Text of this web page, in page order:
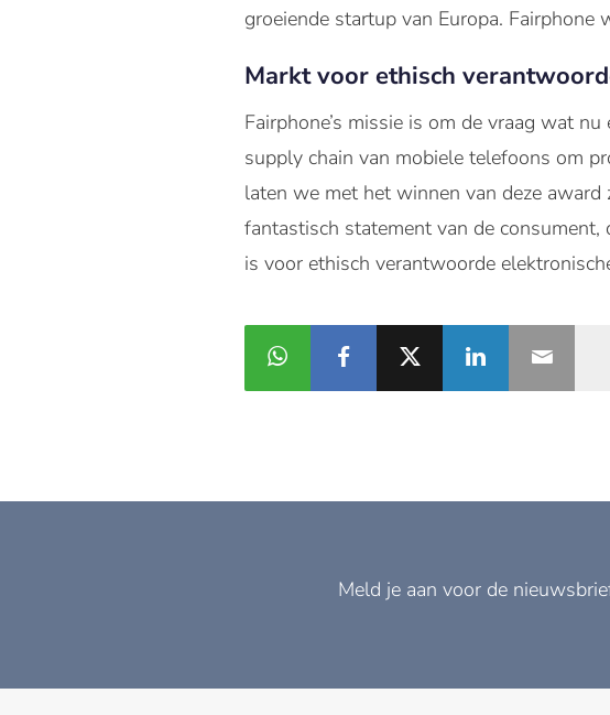
groeiende startup van Europa.
Markt voor ethisch
Fairphone’s missie is om de vraag wat
supply chain van mobiele telefoons om
laten we met het winnen van deze
fantastisch statement van de
is voor ethisch verantwoorde
Meld je aan voor de